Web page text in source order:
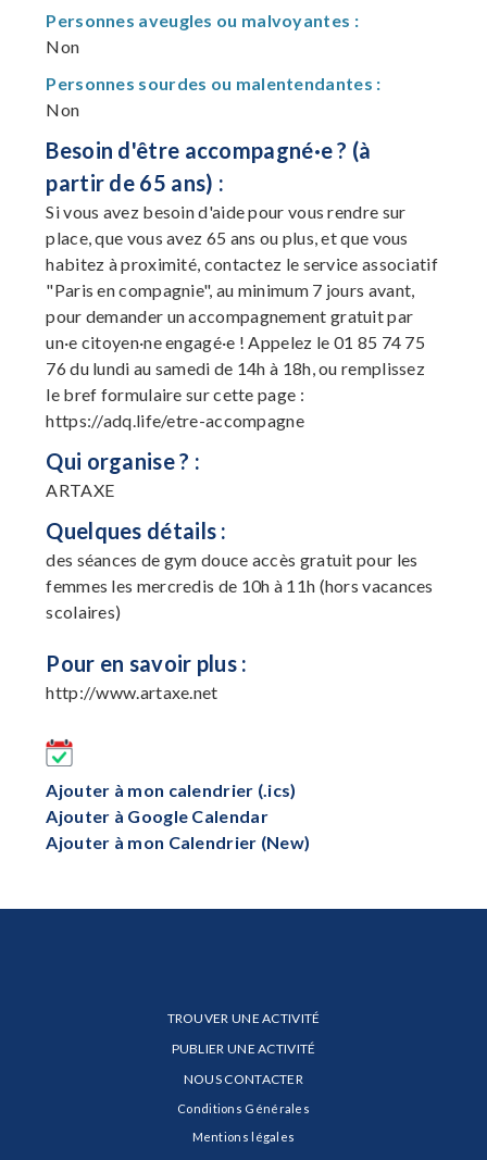
Personnes aveugles ou malvoyantes :
Non
Personnes sourdes ou malentendantes :
Non
Besoin d'être accompagné·e ? (à
partir de 65 ans) :
Si vous avez besoin d'aide pour vous rendre sur
place, que vous avez 65 ans ou plus, et que vous
habitez à proximité, contactez le service associatif
"Paris en compagnie", au minimum 7 jours avant,
pour demander un accompagnement gratuit par
un·e citoyen·ne engagé·e ! Appelez le 01 85 74 75
76 du lundi au samedi de 14h à 18h, ou remplissez
le bref formulaire sur cette page :
https://adq.life/etre-accompagne
Qui organise ? :
ARTAXE
Quelques détails :
des séances de gym douce accès gratuit pour les
femmes les mercredis de 10h à 11h (hors vacances
scolaires)
Pour en savoir plus :
http://www.artaxe.net
Ajouter à mon calendrier (.ics)
Ajouter à Google Calendar
Ajouter à mon Calendrier (New)
TROUVER UNE ACTIVITÉ
PUBLIER UNE ACTIVITÉ
NOUS CONTACTER
Conditions Générales
Mentions légales